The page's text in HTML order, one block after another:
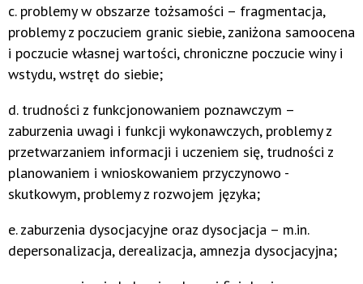
c. problemy w obszarze tożsamości – fragmentacja,
problemy z poczuciem granic siebie, zaniżona samoocena
i poczucie własnej wartości, chroniczne poczucie winy i
wstydu, wstręt do siebie;
d. trudności z funkcjonowaniem poznawczym –
zaburzenia uwagi i funkcji wykonawczych, problemy z
przetwarzaniem informacji i uczeniem się, trudności z
planowaniem i wnioskowaniem przyczynowo -
skutkowym, problemy z rozwojem języka;
e. zaburzenia dysocjacyjne oraz dysocjacja – m.in.
depersonalizacja, derealizacja, amnezja dysocjacyjna;